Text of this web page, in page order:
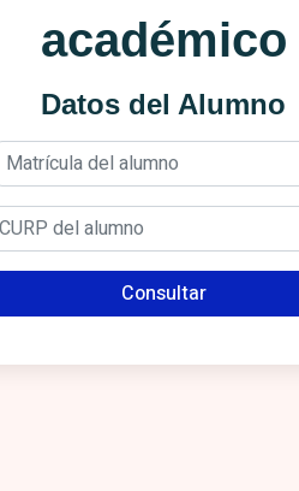
académico
Datos del Alumno